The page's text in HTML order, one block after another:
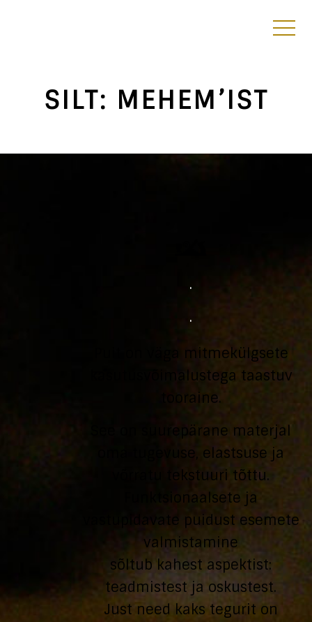
SILT: MEHEM’IST
·
·
Puit on väga mitmekülgsete
kasutusvõimalustega taastuv
tooraine.
See on suurepärane materjal
oma tugevuse, elastsuse ja
võrratu tekstuuri tõttu.
Funktsionaalsete ja
vastupidavate puidust esemete
valmistamine
sõltub kahest aspektist:
teadmistest ja oskustest.
Just need kaks tegurit on